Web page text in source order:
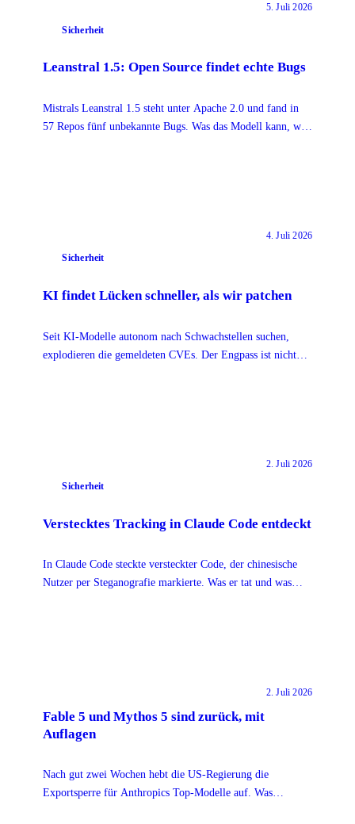
5. Juli 2026
Sicherheit
Leanstral 1.5: Open Source findet echte Bugs
Mistrals Leanstral 1.5 steht unter Apache 2.0 und fand in
57 Repos fünf unbekannte Bugs. Was das Modell kann, was
4. Juli 2026
Sicherheit
KI findet Lücken schneller, als wir patchen
Seit KI-Modelle autonom nach Schwachstellen suchen,
explodieren die gemeldeten CVEs. Der Engpass ist nicht
2. Juli 2026
Sicherheit
Verstecktes Tracking in Claude Code entdeckt
In Claude Code steckte versteckter Code, der chinesische
Nutzer per Steganografie markierte. Was er tat und was
2. Juli 2026
Fable 5 und Mythos 5 sind zurück, mit
Auflagen
Nach gut zwei Wochen hebt die US-Regierung die
Exportsperre für Anthropics Top-Modelle auf. Was